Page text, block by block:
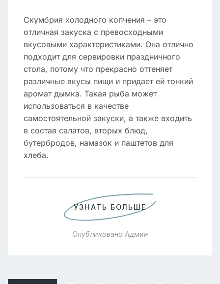
Скумбрия холодного копчения – это
отличная закуска с превосходными
вкусовыми характеристиками. Она отлично
подходит для сервировки праздничного
стола, потому что прекрасно оттеняет
различные вкусы пищи и придает ей тонкий
аромат дымка. Такая рыба может
использоваться в качестве
самостоятельной закуски, а также входить
в состав салатов, вторых блюд,
бутербродов, намазок и паштетов для
хлеба.
УЗНАТЬ БОЛЬШЕ
Опубликовано Админ